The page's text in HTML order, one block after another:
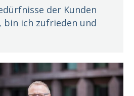
der Kunden
bin ich zufrieden und